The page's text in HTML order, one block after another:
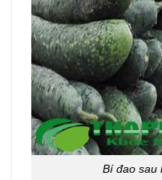
Bí đao sau